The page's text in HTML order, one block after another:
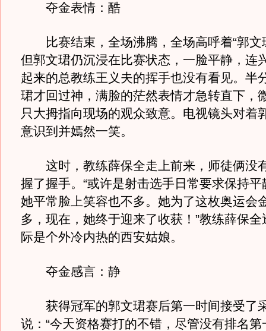
夺金表情：酷
比赛结束，全场沸腾，全场高呼着“郭文
但郭文珺仍沉浸在比赛状态，一脸平静，连
起来的总教练王义夫的挥手也没有看见。半
珺才回过神，满脸的茫然表情才急转直下，
只大拇指向现场的观众致意。电视镜头对着
意识到并嫣然一笑。
这时，教练薛保全走上前来，师徒俩没
握了握手。“或许是射击选手日常要求保持
她平常脸上笑容也不多。她为了这枚奥运会
多，现在，她终于迎来了收获！”教练薛保
际是个外冷内热的西安姑娘。
夺金感言：静
获得冠军的郭文珺赛后第一时间接受了
说：“今天资格赛打的不错，尽管没有排名